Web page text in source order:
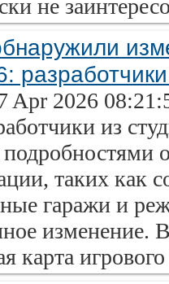
не
Apr 2026
из
подробностями
таких как
гаражи и
изменение.
карта